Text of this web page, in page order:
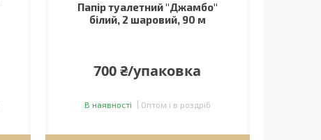
Папір туалетний "Джамбо"
білий, 2 шаровий, 90 м
700 ₴/упаковка
В наявності Оптом і в роздріб